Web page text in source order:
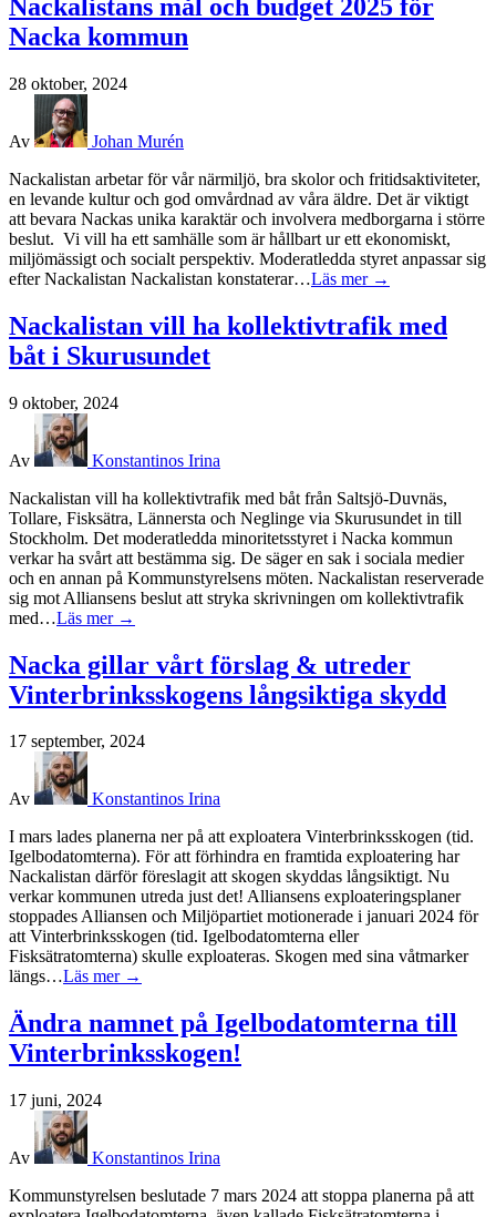
Nackalistans mål och budget 2025 för
Nacka kommun
28 oktober, 2024
Av
Johan Murén
Nackalistan arbetar för vår närmiljö, bra skolor och fritidsaktiviteter,
en levande kultur och god omvårdnad av våra äldre. Det är viktigt
att bevara Nackas unika karaktär och involvera medborgarna i större
beslut. Vi vill ha ett samhälle som är hållbart ur ett ekonomiskt,
miljömässigt och socialt perspektiv. Moderatledda styret anpassar sig
efter Nackalistan Nackalistan konstaterar…Läs mer →
Nackalistan vill ha kollektivtrafik med
båt i Skurusundet
9 oktober, 2024
Av
Konstantinos Irina
Nackalistan vill ha kollektivtrafik med båt från Saltsjö-Duvnäs,
Tollare, Fisksätra, Lännersta och Neglinge via Skurusundet in till
Stockholm. Det moderatledda minoritetsstyret i Nacka kommun
verkar ha svårt att bestämma sig. De säger en sak i sociala medier
och en annan på Kommunstyrelsens möten. Nackalistan reserverade
sig mot Alliansens beslut att stryka skrivningen om kollektivtrafik
med…Läs mer →
Nacka gillar vårt förslag & utreder
Vinterbrinksskogens långsiktiga skydd
17 september, 2024
Av
Konstantinos Irina
I mars lades planerna ner på att exploatera Vinterbrinksskogen (tid.
Igelbodatomterna). För att förhindra en framtida exploatering har
Nackalistan därför föreslagit att skogen skyddas långsiktigt. Nu
verkar kommunen utreda just det! Alliansens exploateringsplaner
stoppades Alliansen och Miljöpartiet motionerade i januari 2024 för
att Vinterbrinksskogen (tid. Igelbodatomterna eller
Fisksätratomterna) skulle exploateras. Skogen med sina våtmarker
längs…Läs mer →
Ändra namnet på Igelbodatomterna till
Vinterbrinksskogen!
17 juni, 2024
Av
Konstantinos Irina
Kommunstyrelsen beslutade 7 mars 2024 att stoppa planerna på att